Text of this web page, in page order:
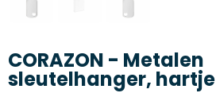
Gadgets
Textiel
CORAZON - Metalen
sleutelhanger, hartje